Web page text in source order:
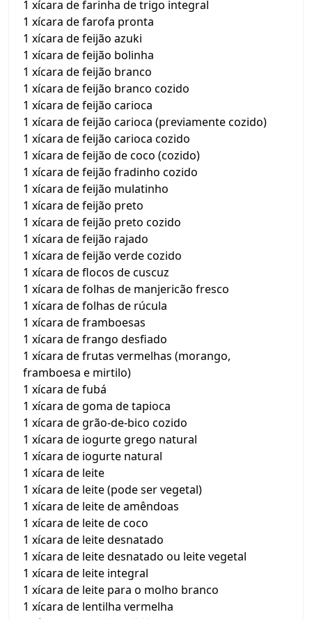
1 xícara de farinha de trigo integral
1 xícara de farofa pronta
1 xícara de feijão azuki
1 xícara de feijão bolinha
1 xícara de feijão branco
1 xícara de feijão branco cozido
1 xícara de feijão carioca
1 xícara de feijão carioca (previamente cozido)
1 xícara de feijão carioca cozido
1 xícara de feijão de coco (cozido)
1 xícara de feijão fradinho cozido
1 xícara de feijão mulatinho
1 xícara de feijão preto
1 xícara de feijão preto cozido
1 xícara de feijão rajado
1 xícara de feijão verde cozido
1 xícara de flocos de cuscuz
1 xícara de folhas de manjericão fresco
1 xícara de folhas de rúcula
1 xícara de framboesas
1 xícara de frango desfiado
1 xícara de frutas vermelhas (morango,
framboesa e mirtilo)
1 xícara de fubá
1 xícara de goma de tapioca
1 xícara de grão-de-bico cozido
1 xícara de iogurte grego natural
1 xícara de iogurte natural
1 xícara de leite
1 xícara de leite (pode ser vegetal)
1 xícara de leite de amêndoas
1 xícara de leite de coco
1 xícara de leite desnatado
1 xícara de leite desnatado ou leite vegetal
1 xícara de leite integral
1 xícara de leite para o molho branco
1 xícara de lentilha vermelha